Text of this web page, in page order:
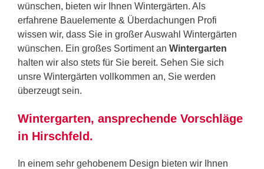
wünschen, bieten wir Ihnen Wintergärten. Als
erfahrene Bauelemente & Überdachungen Profi
wissen wir, dass Sie in großer Auswahl Wintergärten
wünschen. Ein großes Sortiment an Wintergarten
halten wir also stets für Sie bereit. Sehen Sie sich
unsre Wintergärten vollkommen an, Sie werden
überzeugt sein.
Wintergarten, ansprechende Vorschläge
in Hirschfeld.
In einem sehr gehobenem Design bieten wir Ihnen